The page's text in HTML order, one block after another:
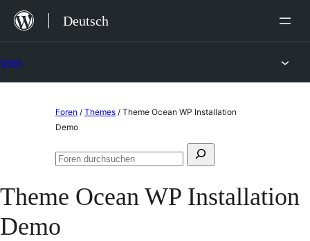
Zum
Inhalt
Deutsch
Foren / Themes / Theme Ocean WP Installation
Demo
Suchen
Foren
Theme Ocean WP Installation
Demo